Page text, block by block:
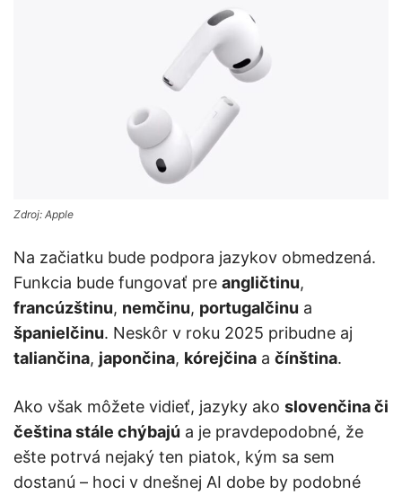
Zdroj: Apple
Na začiatku bude podpora jazykov obmedzená.
Funkcia bude fungovať pre angličtinu,
francúzštinu, nemčinu, portugalčinu a
španielčinu. Neskôr v roku 2025 pribudne aj
taliančina, japončina, kórejčina a čínština.
Ako však môžete vidieť, jazyky ako slovenčina či
čeština stále chýbajú a je pravdepodobné, že
ešte potrvá nejaký ten piatok, kým sa sem
dostanú – hoci v dnešnej AI dobe by podobné